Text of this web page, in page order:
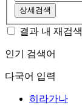
상세검색
결과 내 재검색
인기 검색어
다국어 입력
히라가나